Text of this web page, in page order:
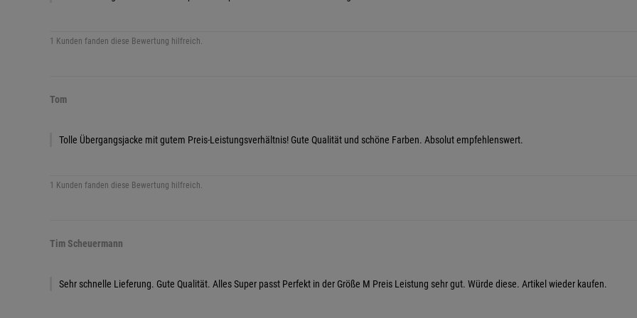
1 Kunden fanden diese Bewertung hilfreich.
Tom
Tolle Übergangsjacke mit gutem Preis-Leistungsverhältnis! Gute Qualität und schöne Farben. Absolut empfehlenswert.
1 Kunden fanden diese Bewertung hilfreich.
Tim Scheuermann
Sehr schnelle Lieferung. Gute Qualität. Alles Super passt Perfekt in der Größe M Preis Leistung sehr gut. Würde diese. Artikel wieder kaufen.